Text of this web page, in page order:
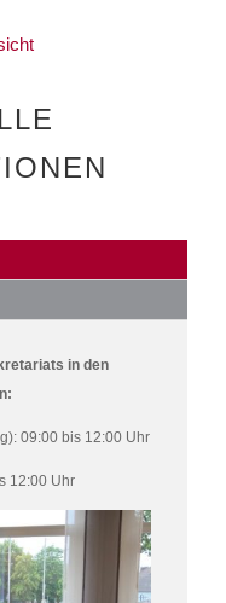
in den
09:00 bis 12:00 Uhr
12:00 Uhr